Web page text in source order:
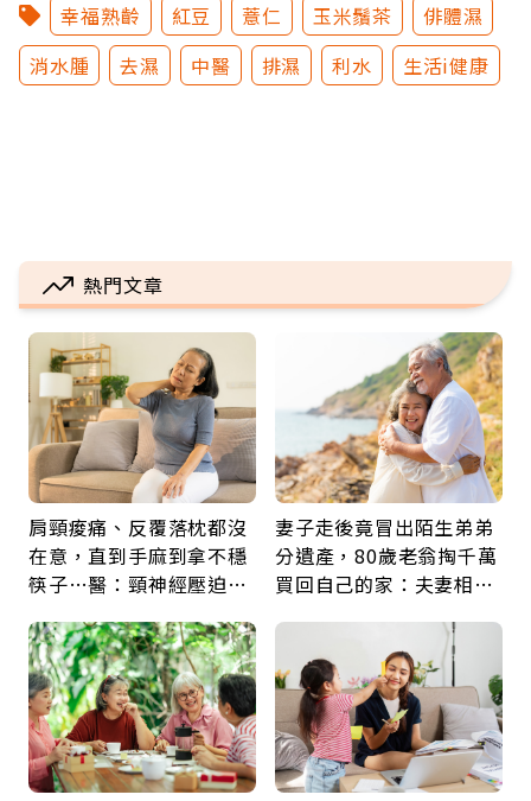
幸福熟齡 紅豆 薏仁 玉米鬚茶
俳體濕
消水腫
去濕 中醫 排濕 利水 生活i健康
熱門文章
肩頸痠痛、反覆落枕都沒
在意，直到手麻到拿不穩
筷子…醫：頸神經壓迫上
鍵
妻子走後竟冒出陌生弟弟
分遺產，80歲老翁掏千萬
買回自己的家：夫妻相守